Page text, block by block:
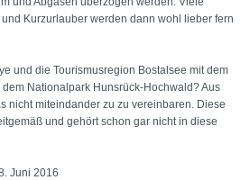
Kurzurlauber werden dann wohl lieber fern
und die Tourismusregion Bostalsee mit dem
Nationalpark Hunsrück-Hochwald? Aus
nicht miteindander zu zu vereinbaren. Diese
und gehört schon gar nicht in diese
Juni 2016